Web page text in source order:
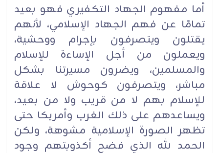
أما مفهوم الجهاد التكفيري فهو بعيد
تمامًا عن فهم الجهاد الإسلامي، لأنهم
يقتلون ويتصرفون بإجرام ووحشية،
ويعملون من أجل الإساءة للإسلام
والمسلمين، ويضرون مسيرتنا بشكل
مباشر، ويتصرفون كوحوش لا علاقة
للإسلام بهم لا من قريب ولا من بعيد،
ويساعدهم على ذلك الغرب وأمريكا حتى
تظهر الصورة الإسلامية مشوهة، ولكن
الحمد لله الذي فضح أكذوبتهم وجود